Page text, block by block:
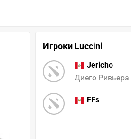
Игроки Luccini
Jericho
Диего Ривьера
FFs